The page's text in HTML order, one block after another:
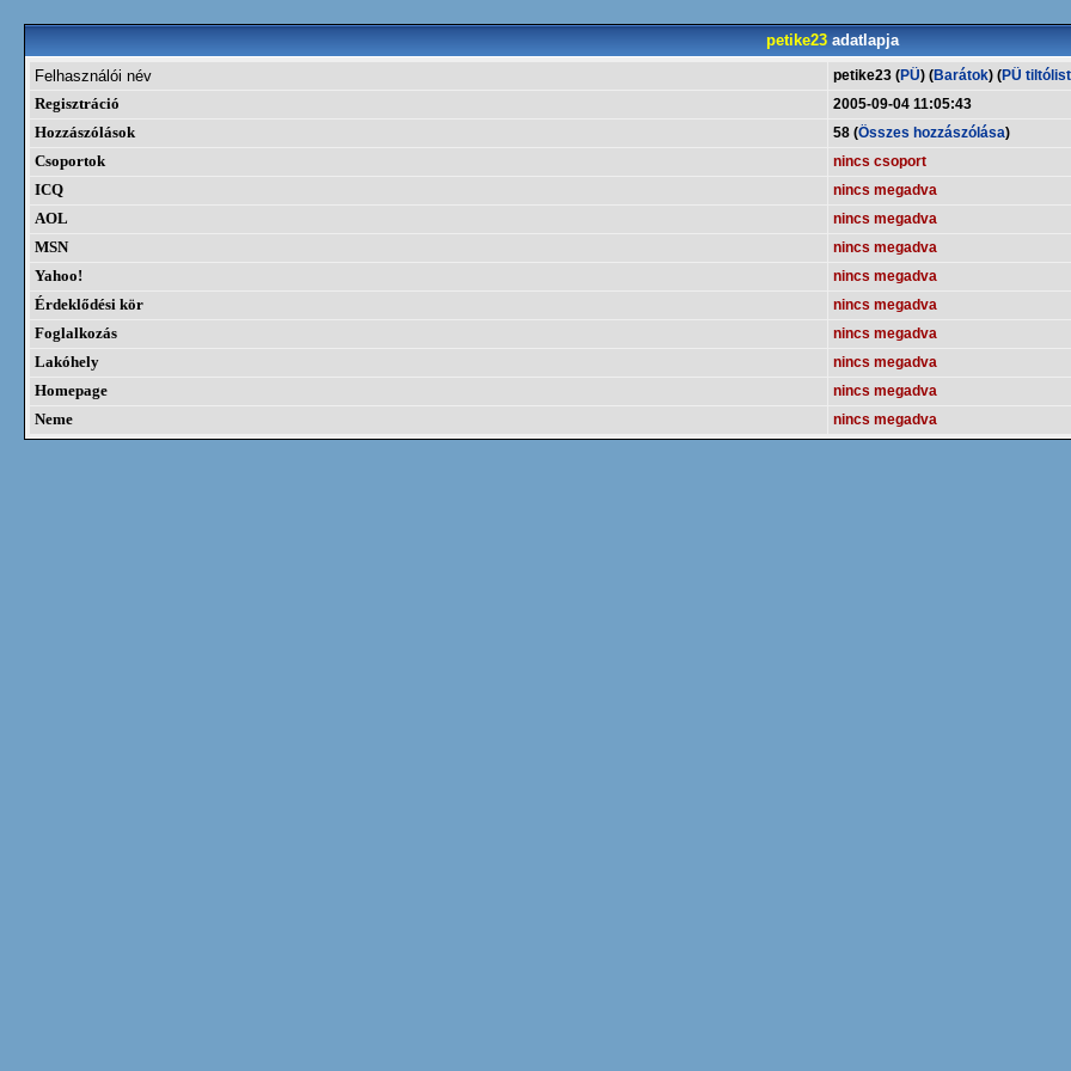
petike23adatlapja
Felhasználói név
petike23 (PÜ) (Barátok) (PÜ
Regisztráció
2005-09-04 11:05:43
Hozzászólások
58 (Összes hozzászólása)
Csoportok
nincs csoport
ICQ
nincs megadva
AOL
nincs megadva
MSN
nincs megadva
Yahoo!
nincs megadva
Érdeklődési kör
nincs megadva
Foglalkozás
nincs megadva
Lakóhely
nincs megadva
Homepage
nincs megadva
Neme
nincs megadva